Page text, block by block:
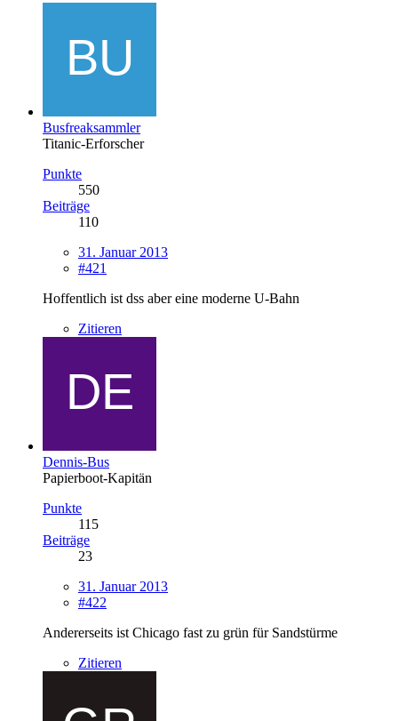
Busfreaksammler
Titanic-Erforscher
Punkte
550
Beiträge
110
31. Januar 2013
#421
Hoffentlich ist dss aber eine moderne U-Bahn
Zitieren
Dennis-Bus
Papierboot-Kapitän
Punkte
115
Beiträge
23
31. Januar 2013
#422
Andererseits ist Chicago fast zu grün für Sandstürme
Zitieren